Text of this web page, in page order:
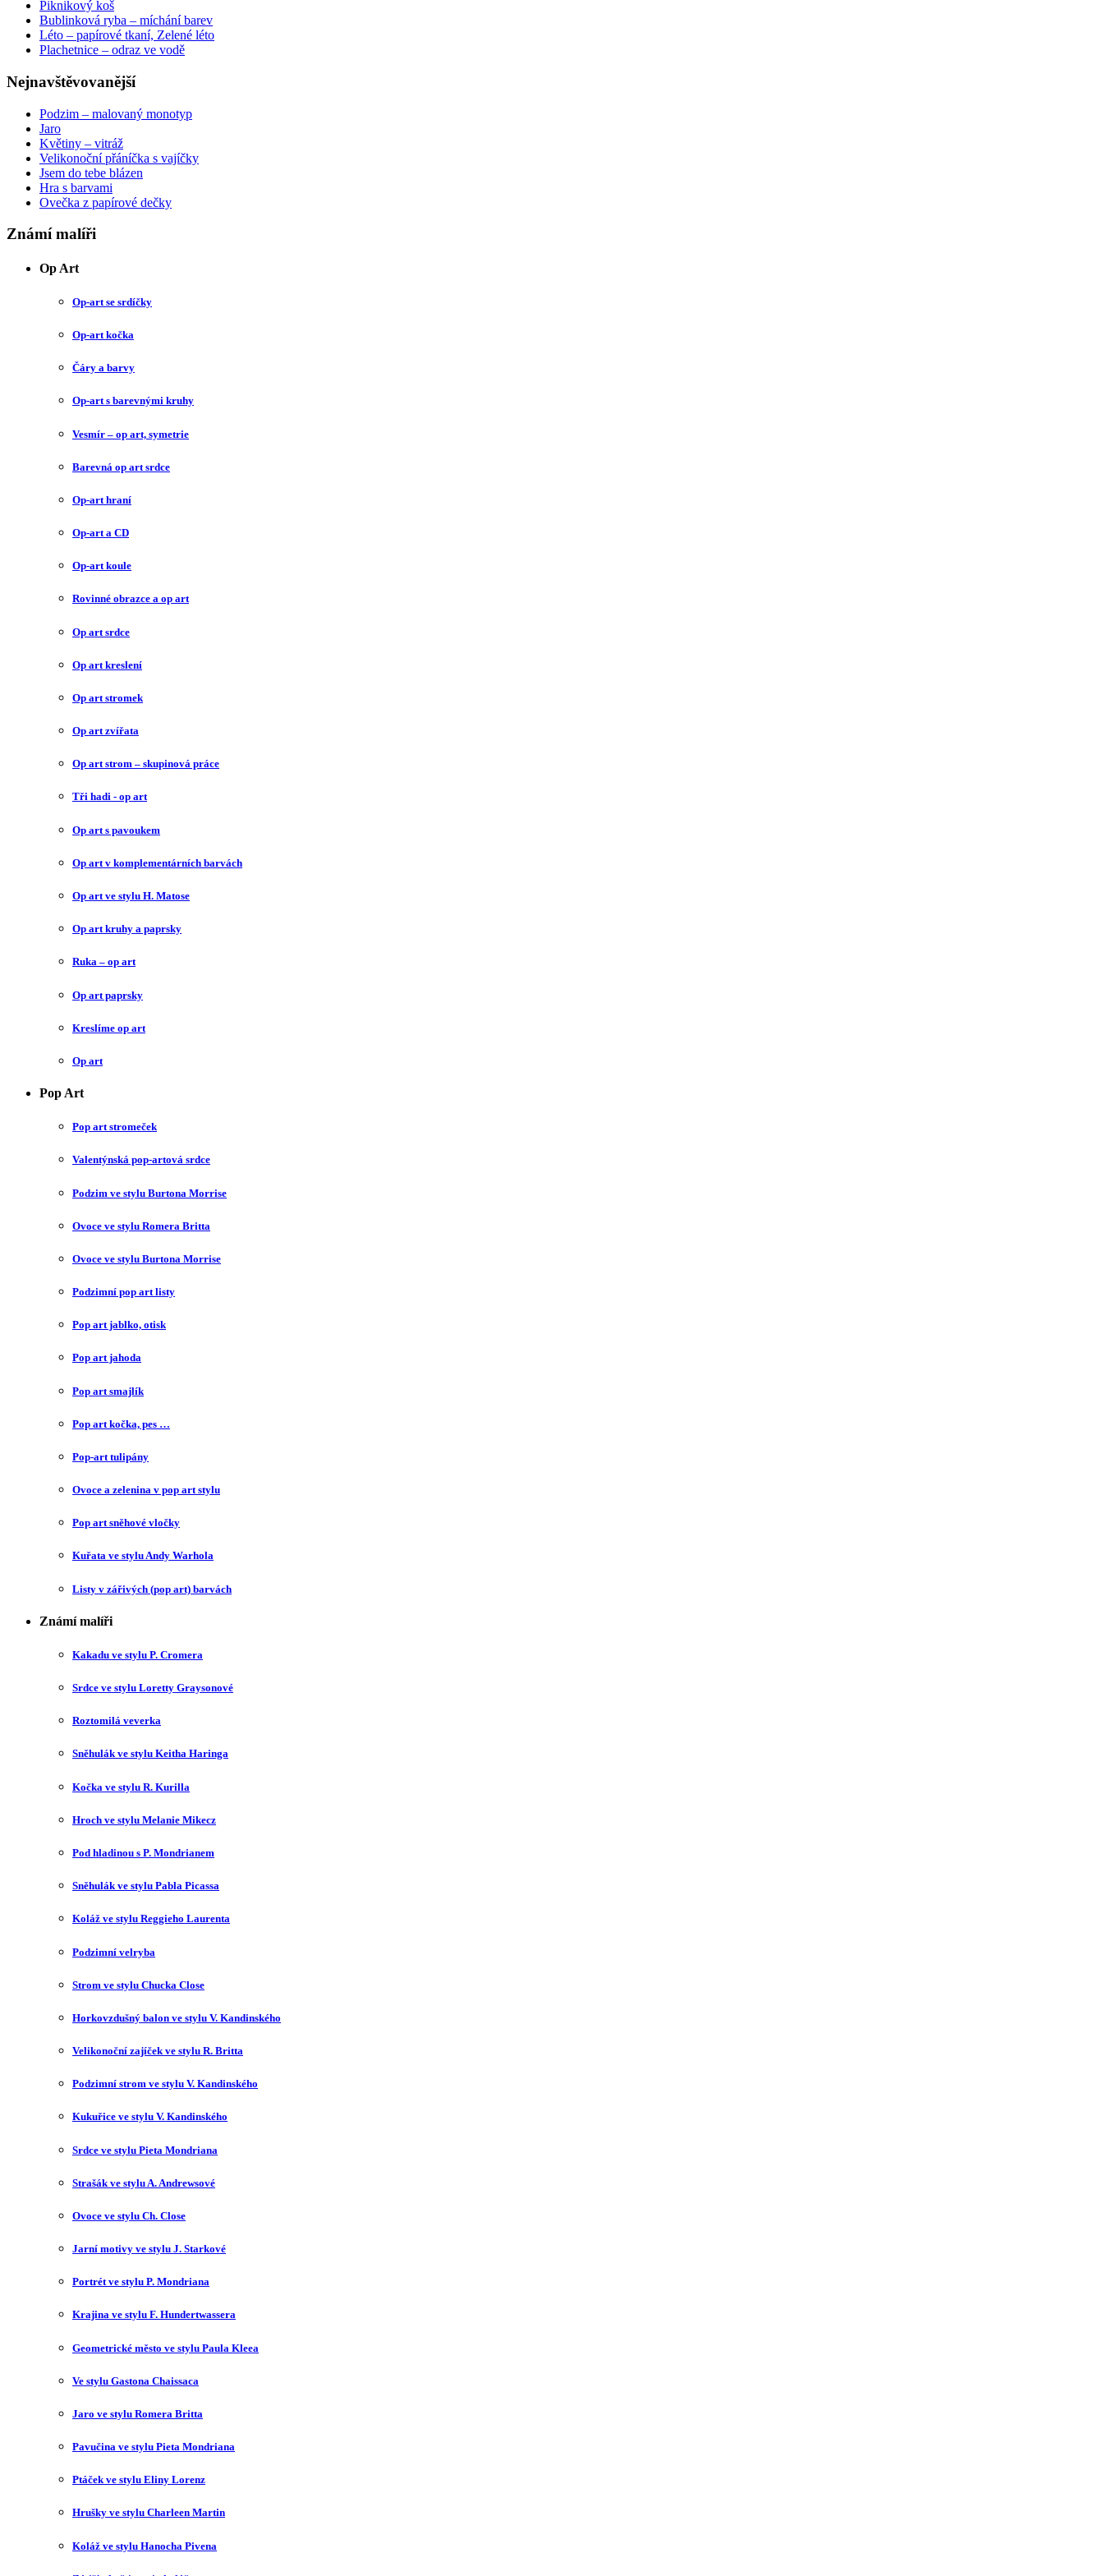
Piknikový koš
Bublinková ryba – míchání barev
Léto – papírové tkaní, Zelené léto
Plachetnice – odraz ve vodě
Nejnavštěvovanější
Podzim – malovaný monotyp
Jaro
Květiny – vitráž
Velikonoční přáníčka s vajíčky
Jsem do tebe blázen
Hra s barvami
Ovečka z papírové dečky
Známí malíři
Op Art
Op-art se srdíčky
Op-art kočka
Čáry a barvy
Op-art s barevnými kruhy
Vesmír – op art, symetrie
Barevná op art srdce
Op-art hraní
Op-art a CD
Op-art koule
Rovinné obrazce a op art
Op art srdce
Op art kreslení
Op art stromek
Op art zvířata
Op art strom – skupinová práce
Tři hadi - op art
Op art s pavoukem
Op art v komplementárních barvách
Op art ve stylu H. Matose
Op art kruhy a paprsky
Ruka – op art
Op art paprsky
Kreslíme op art
Op art
Pop Art
Pop art stromeček
Valentýnská pop-artová srdce
Podzim ve stylu Burtona Morrise
Ovoce ve stylu Romera Britta
Ovoce ve stylu Burtona Morrise
Podzimní pop art listy
Pop art jablko, otisk
Pop art jahoda
Pop art smajlík
Pop art kočka, pes …
Pop-art tulipány
Ovoce a zelenina v pop art stylu
Pop art sněhové vločky
Kuřata ve stylu Andy Warhola
Listy v zářivých (pop art) barvách
Známí malíři
Kakadu ve stylu P. Cromera
Srdce ve stylu Loretty Graysonové
Roztomilá veverka
Sněhulák ve stylu Keitha Haringa
Kočka ve stylu R. Kurilla
Hroch ve stylu Melanie Mikecz
Pod hladinou s P. Mondrianem
Sněhulák ve stylu Pabla Picassa
Koláž ve stylu Reggieho Laurenta
Podzimní velryba
Strom ve stylu Chucka Close
Horkovzdušný balon ve stylu V. Kandinského
Velikonoční zajíček ve stylu R. Britta
Podzimní strom ve stylu V. Kandinského
Kukuřice ve stylu V. Kandinského
Srdce ve stylu Pieta Mondriana
Strašák ve stylu A. Andrewsové
Ovoce ve stylu Ch. Close
Jarní motivy ve stylu J. Starkové
Portrét ve stylu P. Mondriana
Krajina ve stylu F. Hundertwassera
Geometrické město ve stylu Paula Kleea
Ve stylu Gastona Chaissaca
Jaro ve stylu Romera Britta
Pavučina ve stylu Pieta Mondriana
Ptáček ve stylu Eliny Lorenz
Hrušky ve stylu Charleen Martin
Koláž ve stylu Hanocha Pivena